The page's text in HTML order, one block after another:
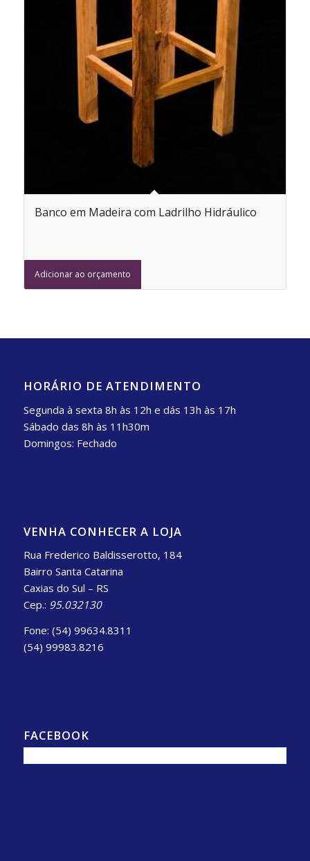
Banco em Madeira com Ladrilho Hidráulico
Adicionar ao orçamento
HORÁRIO DE ATENDIMENTO
Segunda à sexta 8h às 12h e dás 13h às 17h
Sábado das 8h às 11h30m
Domingos: Fechado
VENHA CONHECER A LOJA
Rua Frederico Baldisserotto, 184
Bairro Santa Catarina
Caxias do Sul – RS
Cep.: 95.032130
Fone: (54) 99634.8311
(54) 99983.8216
FACEBOOK